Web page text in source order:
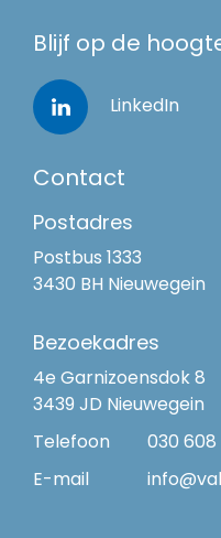
Blijf op de
LinkedIn
Contact
Postadres
Postbus 1333
3430 BH Nieuwegein
Bezoekadres
4e Garnizoensdok 8
3439 JD Nieuwegein
Telefoon 030 608
E-mail